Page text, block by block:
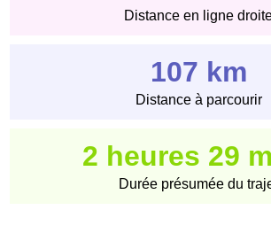
Distance en ligne
107 km
Distance à parcourir
2 heures 29
Durée présumée du